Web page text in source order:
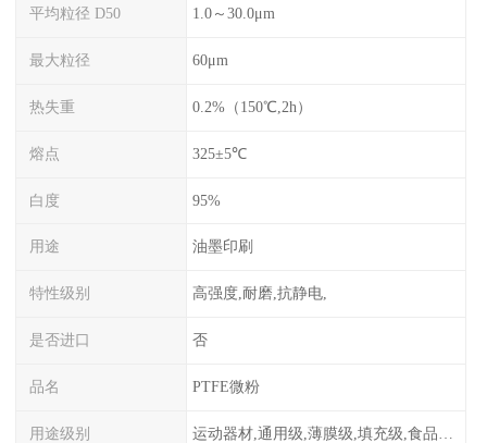
平均粒径 D50 1.0～30.0μm
最大粒径 60μm
热失重 0.2%（150℃,2h）
熔点 325±5℃
白度 95%
用途 油墨印刷
特性级别 高强度,耐磨,抗静电,
是否进口 否
品名 PTFE微粉
用途级别